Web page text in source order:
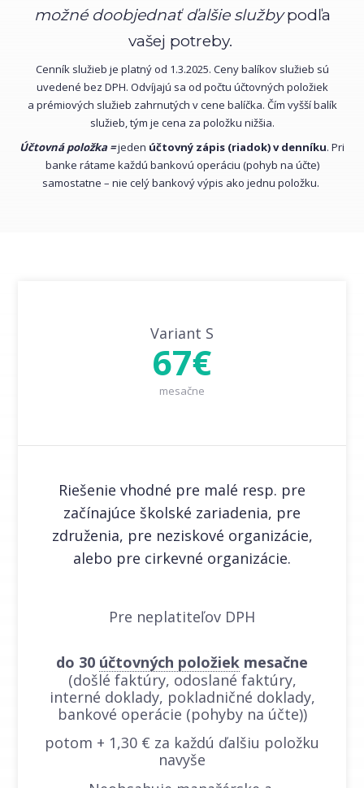
možné doobjednať ďalšie službypodľa
vašej potreby.
Cenník služieb je platný od 1.3.2025. Ceny balíkov služieb sú
uvedené bez DPH. Odvíjajú sa od počtu účtovných položiek
a prémiových služieb zahrnutých v cene balíčka. Čím vyšší balík
služieb, tým je cena za položku nižšia.
Účtovná položka =jeden účtovný zápis (riadok) v denníku. Pri
banke rátame každú bankovú operáciu (pohyb na účte)
samostatne – nie celý bankový výpis ako jednu položku.
Variant S
67€
mesačne
Riešenie vhodné pre malé resp. pre
začínajúce školské zariadenia, pre
združenia, pre neziskové organizácie,
alebo pre cirkevné organizácie.
Pre neplatiteľov DPH
do 30 účtovných položiek mesačne
(došlé faktúry, odoslané faktúry,
interné doklady, pokladničné doklady,
bankové operácie (pohyby na účte))
potom + 1,30 € za každú ďalšiu položku
navyše